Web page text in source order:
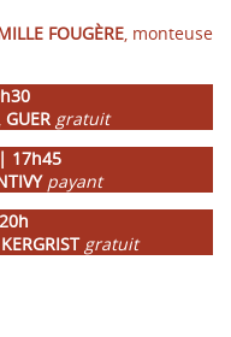
FOUGÈRE, monteuse
GUER gratuit
17h45
payant
KERGRIST gratuit